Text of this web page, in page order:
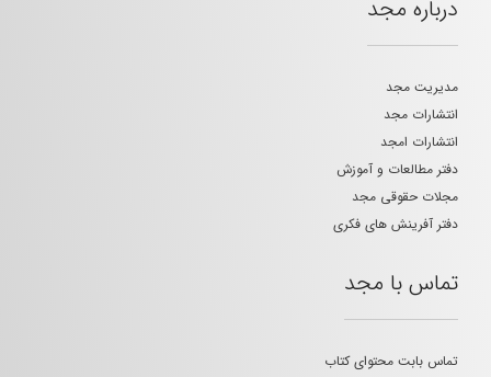
درباره مجد
مدیریت مجد
انتشارات مجد
انتشارات امجد
دفتر مطالعات و آموزش
مجلات حقوقی مجد
دفتر آفرینش های فکری
تماس با مجد
تماس بابت محتوای کتاب